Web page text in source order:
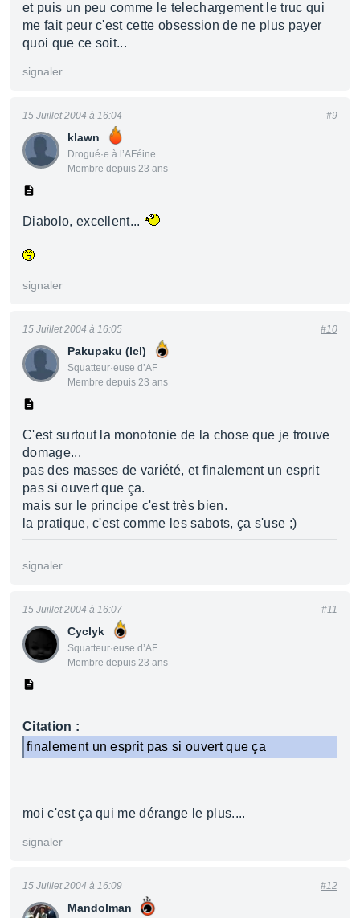
et puis un peu comme le telechargement le truc qui
me fait peur c'est cette obsession de ne plus payer
quoi que ce soit...
signaler
klawn
Drogué·e à l’AFéine
Membre depuis 23 ans
15 Juillet 2004 à 16:04 #9
Diabolo, excellent...
signaler
Pakupaku (lcl)
Squatteur·euse d’AF
Membre depuis 23 ans
15 Juillet 2004 à 16:05 #10
C'est surtout la monotonie de la chose que je trouve
domage...
pas des masses de variété, et finalement un esprit
pas si ouvert que ça.
mais sur le principe c'est très bien.
la pratique, c'est comme les sabots, ça s'use ;)
signaler
Cyclyk
Squatteur·euse d’AF
Membre depuis 23 ans
15 Juillet 2004 à 16:07 #11
Citation :
finalement un esprit pas si ouvert que ça
moi c'est ça qui me dérange le plus....
signaler
Mandolman
15 Juillet 2004 à 16:09 #12